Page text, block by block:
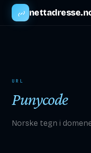
URL
Punycode
Norske tegn i